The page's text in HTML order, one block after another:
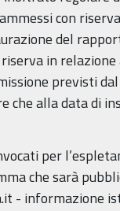
con
del
in
previsti
che alla data di
per
che sarà
- informazione